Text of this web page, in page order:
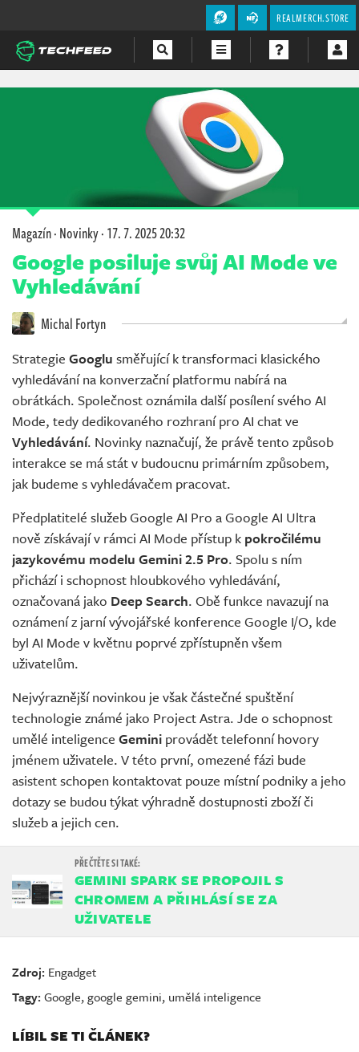
REALMERCH.STORE
Magazín·Novinky·17. 7. 2025 20:32
Google posiluje svůj AI Mode ve
Vyhledávání
Michal Fortyn
Strategie Googlu směřující k transformaci klasického
vyhledávání na konverzační platformu nabírá na
obrátkách. Společnost oznámila další posílení svého AI
Mode, tedy dedikovaného rozhraní pro AI chat ve
Vyhledávání. Novinky naznačují, že právě tento způsob
interakce se má stát v budoucnu primárním způsobem,
jak budeme s vyhledávačem pracovat.
Předplatitelé služeb Google AI Pro a Google AI Ultra
nově získávají v rámci AI Mode přístup k pokročilému
jazykovému modelu Gemini 2.5 Pro. Spolu s ním
přichází i schopnost hloubkového vyhledávání,
označovaná jako Deep Search. Obě funkce navazují na
oznámení z jarní vývojářské konference Google I/O, kde
byl AI Mode v květnu poprvé zpřístupněn všem
uživatelům.
Nejvýraznější novinkou je však částečné spuštění
technologie známé jako Project Astra. Jde o schopnost
umělé inteligence Gemini provádět telefonní hovory
jménem uživatele. V této první, omezené fázi bude
asistent schopen kontaktovat pouze místní podniky a jeho
dotazy se budou týkat výhradně dostupnosti zboží či
služeb a jejich cen.
GEMINI SPARK SE PROPOJIL S
CHROMEM A PŘIHLÁSÍ SE ZA
UŽIVATELE
Zdroj: Engadget
Tagy:Google,google gemini, umělá inteligence
LÍBIL SE TI ČLÁNEK?